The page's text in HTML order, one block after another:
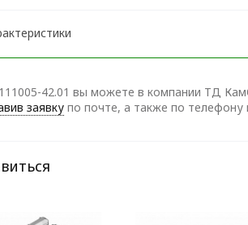
42.01 вы можете в компании ТД
заявку по почте, а также по телефону